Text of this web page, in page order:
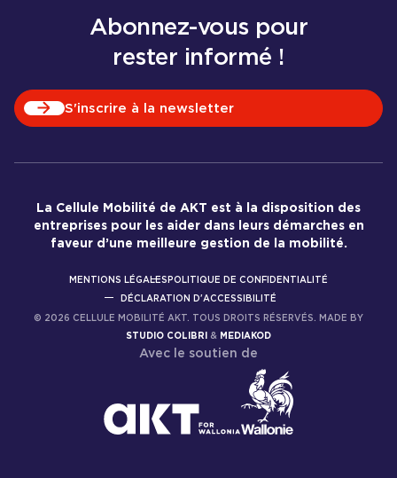
Abonnez-vous pour
rester informé !
S'inscrire à la newsletter
La Cellule Mobilité de AKT est à la disposition des
entreprises pour les aider dans leurs démarches en
faveur d’une meilleure gestion de la mobilité.
MENTIONS LÉGALESPOLITIQUE DE CONFIDENTIALITÉ
DÉCLARATION D'ACCESSIBILITÉ
© 2026 CELLULE MOBILITÉ AKT. TOUS DROITS RÉSERVÉS. MADE BY
STUDIO COLIBRI & MEDIAKOD
Avec le soutien de